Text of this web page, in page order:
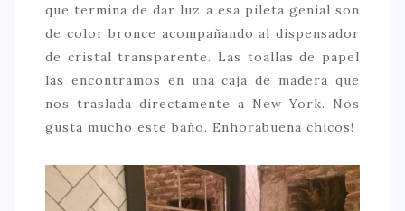
LIFESTYLE
BEAUTY
CONOCIENDO A …
EVENTOS POP UP
GOURMET
que termina de dar luz a esa pileta genial son
de color bronce acompañando al dispensador
de cristal transparente. Las toallas de papel
las encontramos en una caja de madera que
nos traslada directamente a New York. Nos
gusta mucho este baño. Enhorabuena chicos!